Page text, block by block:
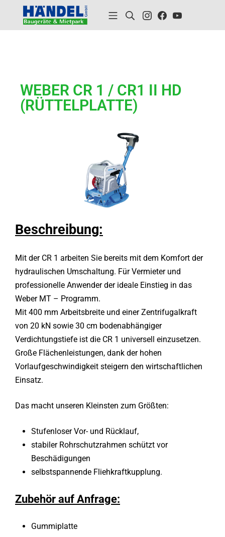
WEBER CR 1 / CR1 II HD
(RÜTTELPLATTE)
Beschreibung:
Mit der CR 1 arbeiten Sie bereits mit dem Komfort der
hydraulischen Umschaltung. Für Vermieter und
professionelle Anwender der ideale Einstieg in das
Weber MT – Programm.
Mit 400 mm Arbeitsbreite und einer Zentrifugalkraft
von 20 kN sowie 30 cm bodenabhängiger
Verdichtungstiefe ist die CR 1 universell einzusetzen.
Große Flächenleistungen, dank der hohen
Vorlaufgeschwindigkeit steigern den wirtschaftlichen
Einsatz.
Das macht unseren Kleinsten zum Größten:
Stufenloser Vor- und Rücklauf,
stabiler Rohrschutzrahmen schützt vor
Beschädigungen
selbstspannende Fliehkraftkupplung.
Zubehör auf Anfrage:
Gummiplatte